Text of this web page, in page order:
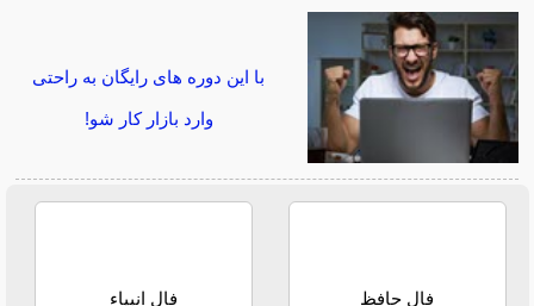
با این دوره های رایگان به راحتی
وارد بازار کار شو!
فال حافظ فال انبیاء